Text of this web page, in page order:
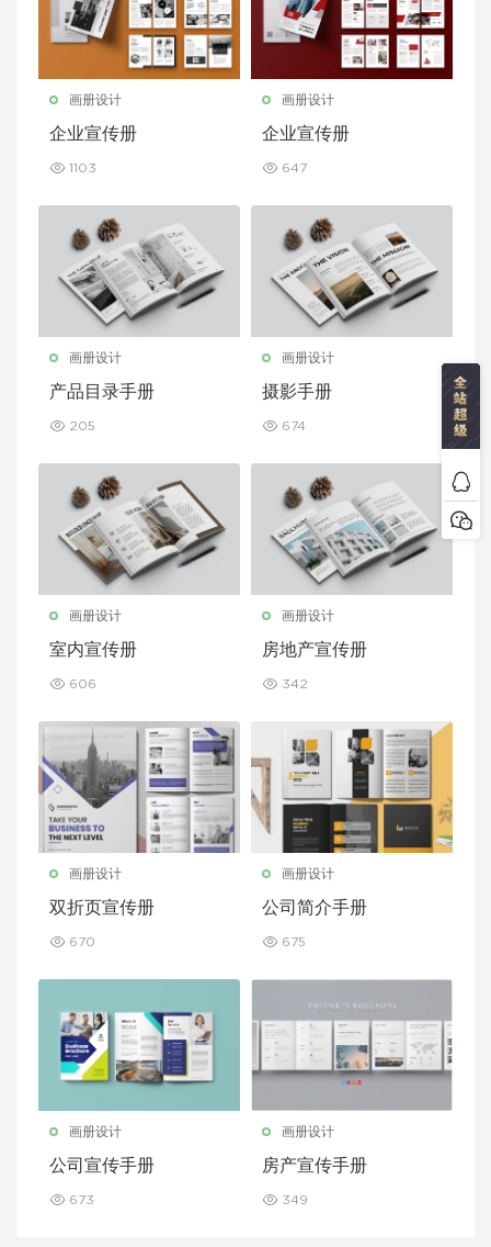
画册设计
企业宣传册
1103
画册设计
企业宣传册
647
画册设计
产品目录手册
205
画册设计
摄影手册
674
画册设计
室内宣传册
606
画册设计
房地产宣传册
342
画册设计
双折页宣传册
670
画册设计
公司简介手册
675
画册设计
公司宣传手册
673
画册设计
房产宣传手册
349